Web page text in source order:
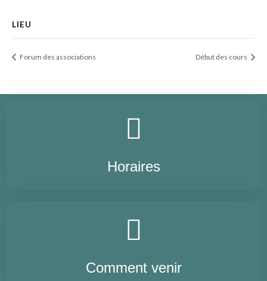
LIEU
Forum des associations Début des cours
Horaires
Comment venir